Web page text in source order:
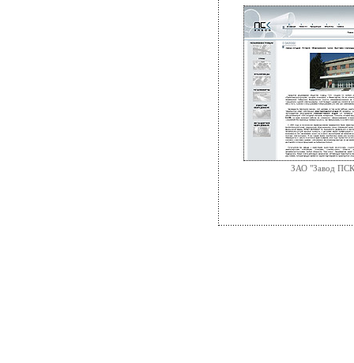
ЗАО "Завод